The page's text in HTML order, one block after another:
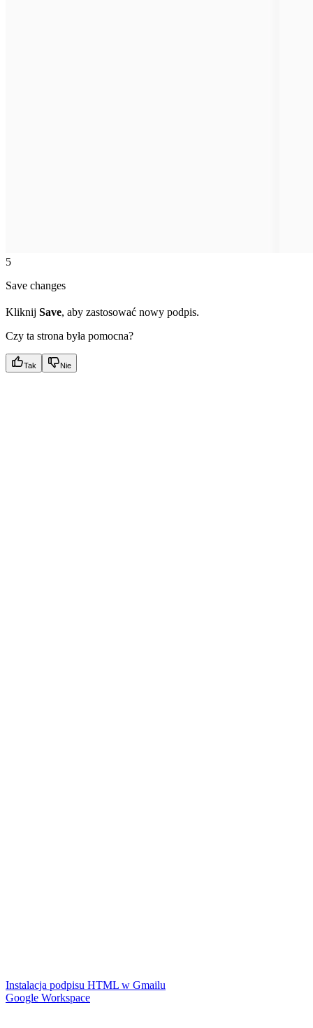
5
Save changes
Kliknij Save, aby zastosować nowy podpis.
Czy ta strona była pomocna?
Tak Nie
Instalacja podpisu HTML w Gmailu
Google Workspace